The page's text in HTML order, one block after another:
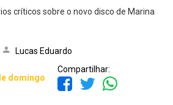
críticos sobre o novo disco de Marina
Lucas Eduardo
domingo
Compartilhar: